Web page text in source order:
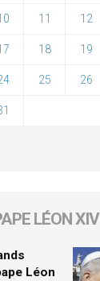
11 12
18 19
25 26
LÉON XIV
Léon